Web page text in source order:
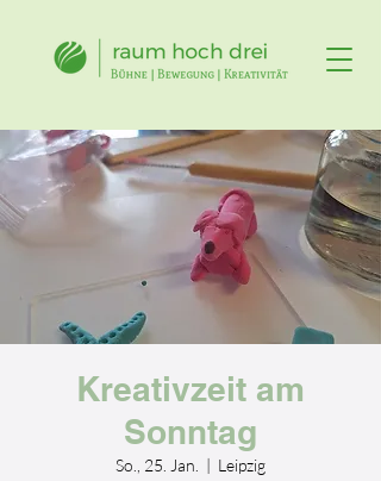
Kreativzeit am
Sonntag
So., 25. Jan.
  |
Leipzig